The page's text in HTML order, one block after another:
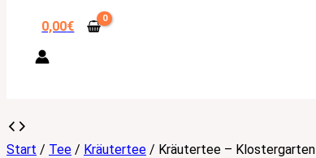
0,00€
Start / Tee / Kräutertee / Kräutertee – Klostergarten